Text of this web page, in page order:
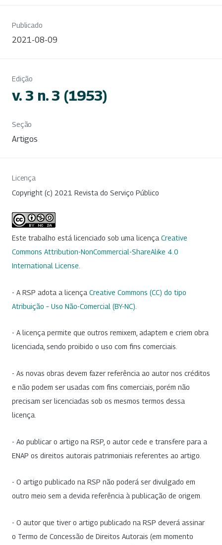
Publicado
2021-08-09
Edição
v. 3 n. 3 (1953)
Seção
Artigos
Licença
Copyright (c) 2021 Revista do Serviço Público
Este trabalho está licenciado sob uma licença Creative
Commons Attribution-NonCommercial-ShareAlike 4.0
International License
- A RSP adota a licença Creative Commons (CC) do tipo
Atribuição – Uso Não-Comercial (BY-NC)
- A licença permite que outros remixem, adaptem e criem obra
licenciada, sendo proibido o uso com fins comerciais.
- As novas obras devem fazer referência ao autor nos créditos
e não podem ser usadas com fins comerciais, porém não
precisam ser licenciadas sob os mesmos termos dessa
licença.
- Ao publicar o artigo na RSP, o autor cede e transfere para a
ENAP os direitos autorais patrimoniais referentes ao artigo.
- O artigo publicado na RSP não poderá ser divulgado em
outro meio sem a devida referência à publicação de origem.
- O autor que tiver o artigo publicado na RSP deverá assinar
o Termo de Concessão de Direitos Autorais (em momento